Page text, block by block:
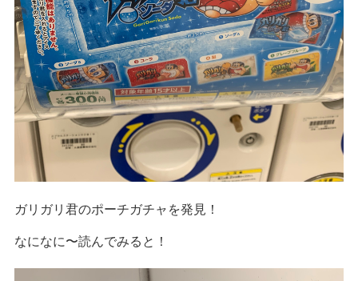
ガリガリ君のポーチガチャを発見！
なになに〜読んでみると！